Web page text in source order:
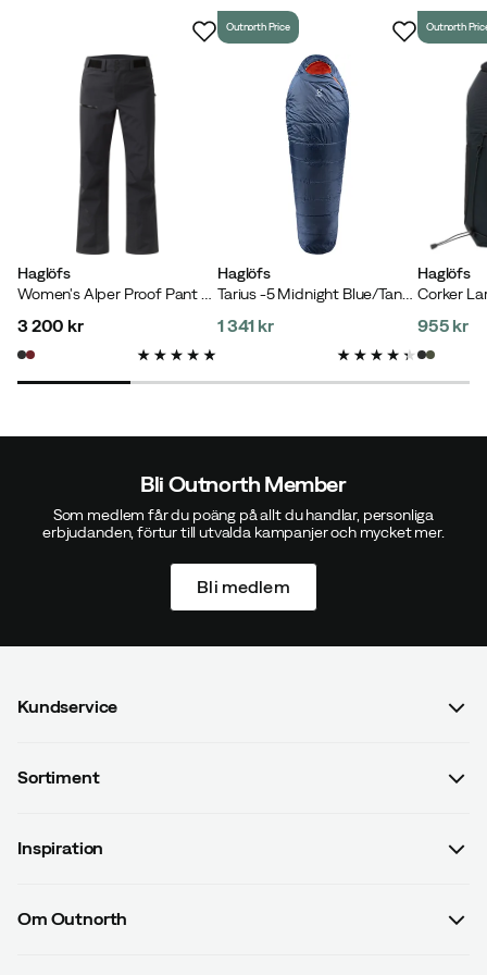
Haglöfs
price
3 200 kr
Haglöfs
Tarius -5 Midnight Blue/Tangerine
Outnorth Price
1 341 kr
Haglöfs
Corker
Outnorth
price
955 kr
Bli Outnorth Member
Som medlem får du poäng på allt du handlar, personliga
erbjudanden, förtur till utvalda kampanjer och mycket mer.
Bli medlem
Kundservice
Kontakta oss
Sortiment
Herr
Inspiration
#yesOutnorth
Om Outnorth